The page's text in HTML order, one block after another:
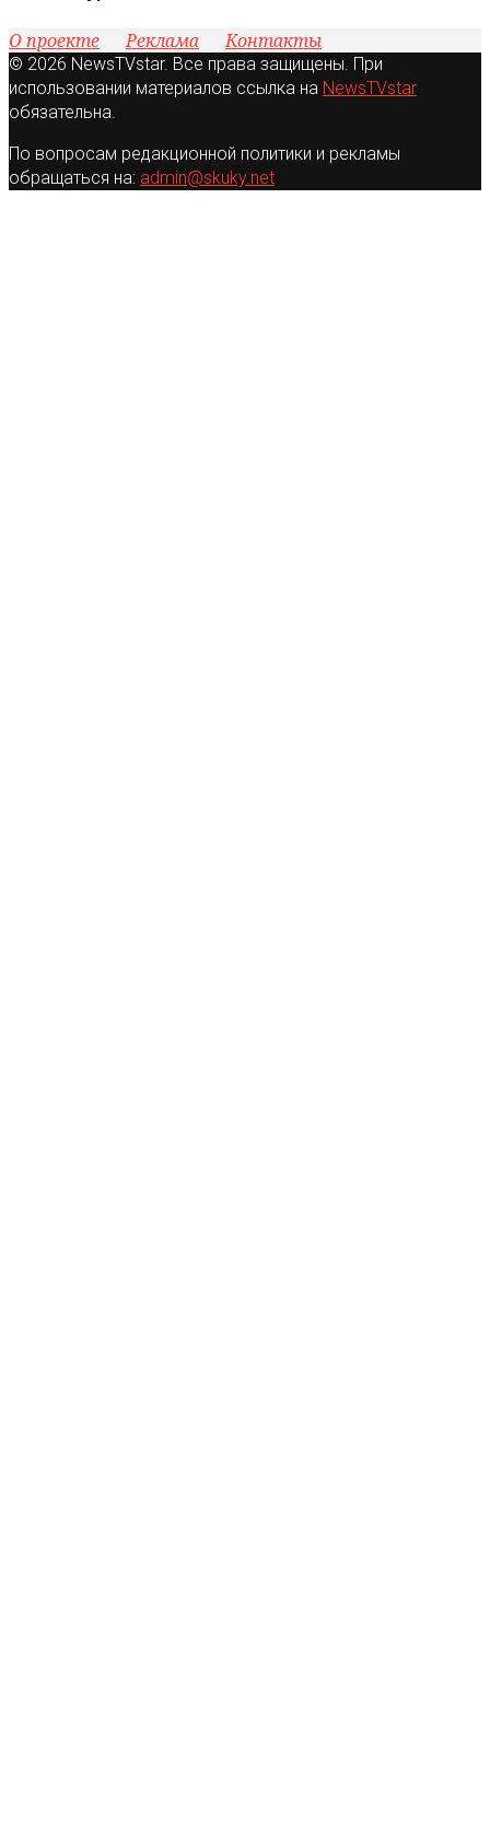
О проекте Реклама Контакты
© 2026 NewsTVstar. Все права защищены. При
использовании материалов ссылка на NewsTVstar
обязательна.
По вопросам редакционной политики и рекламы
обращаться на: admin@skuky.net